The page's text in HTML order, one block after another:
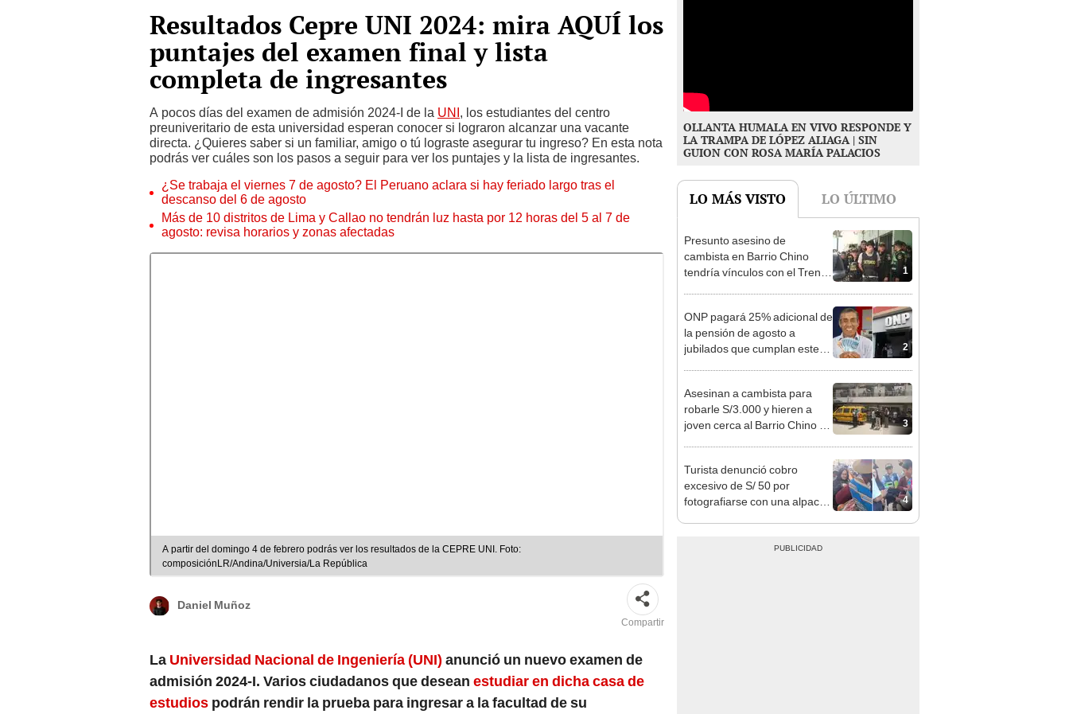
Resultados Cepre UNI 2024: mira AQUÍ los
puntajes del examen final y lista
completa de ingresantes
A pocos días del examen de admisión 2024-I de la UNI, los estudiantes del centro
preuniveritario de esta universidad esperan conocer si lograron alcanzar una vacante
directa. ¿Quieres saber si un familiar, amigo o tú lograste asegurar tu ingreso? En esta nota
podrás ver cuáles son los pasos a seguir para ver los puntajes y la lista de ingresantes.
¿Se trabaja el viernes 7 de agosto? El Peruano aclara si hay feriado largo tras el
descanso del 6 de agosto
Más de 10 distritos de Lima y Callao no tendrán luz hasta por 12 horas del 5 al 7 de
agosto: revisa horarios y zonas afectadas
A partir del domingo 4 de febrero podrás ver los resultados de la CEPRE UNI. Foto:
composiciónLR/Andina/Universia/La República
Daniel Muñoz
Compartir
La Universidad Nacional de Ingeniería (UNI) anunció un nuevo examen de
admisión 2024-I. Varios ciudadanos que desean estudiar en dicha casa de
estudios podrán rendir la prueba para ingresar a la facultad de su
OLLANTA HUMALA EN VIVO RESPONDE Y
LA TRAMPA DE LÓPEZ ALIAGA | SIN
GUION CON ROSA MARÍA PALACIOS
LO MÁS VISTO LO ÚLTIMO
1
Presunto asesino de
cambista en Barrio Chino
tendría vínculos con el Tren
2
ONP pagará 25% adicional de
la pensión de agosto a
jubilados que cumplan este
3
Asesinan a cambista para
robarle S/3.000 y hieren a
joven cerca al Barrio Chino en
4
Turista denunció cobro
excesivo de S/ 50 por
fotografiarse con una alpaca